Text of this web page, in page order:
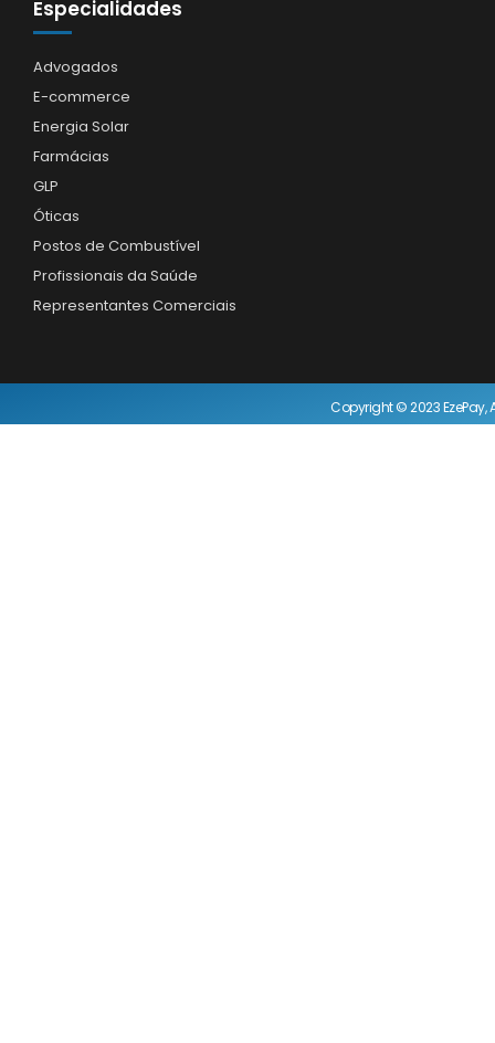
Especialidades
Advogados
E-commerce
Energia Solar
Farmácias
GLP
Óticas
Postos de Combustível
Profissionais da Saúde
Representantes Comerciais
Copyright © 2023 EzePay,